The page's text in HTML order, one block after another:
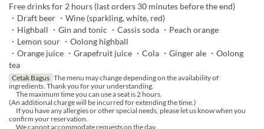
Free drinks for 2 hours (last orders 30 minutes before the end)
・Draft beer ・Wine (sparkling, white, red)
・Highball ・Gin and tonic ・Cassis soda ・Peach orange
・Lemon sour ・Oolong highball
・Orange juice ・Grapefruit juice ・Cola ・Ginger ale ・Oolong
tea
Cetak Bagus The menu may change depending on the availability of
ingredients. Thank you for your understanding.
The maximum time you can use a seat is 2 hours.
(An additional charge will be incurred for extending the time.)
If you have any allergies or other special needs, please let us know when you
confirm your reservation.
We cannot accommodate requests on the day.